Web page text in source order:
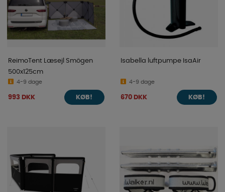
ReimoTent Læsejl Smögen
500x125cm
4-9 dage
993 DKK KØB!
Isabella luftpumpe IsaAir
4-9 dage
670 DKK KØB!